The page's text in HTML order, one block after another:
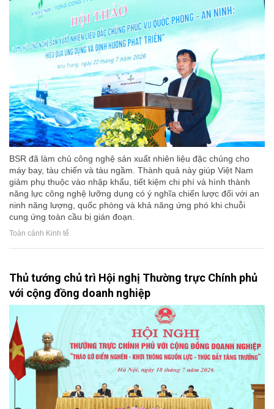
BSR đã làm chủ công nghệ sản xuất nhiên liệu đặc chủng cho
máy bay, tàu chiến và tàu ngầm. Thành quả này giúp Việt Nam
giảm phụ thuộc vào nhập khẩu, tiết kiệm chi phí và hình thành
năng lực công nghệ lưỡng dụng có ý nghĩa chiến lược đối với an
ninh năng lượng, quốc phòng và khả năng ứng phó khi chuỗi
cung ứng toàn cầu bị gián đoạn.
Toàn cảnh Kinh tế
Thủ tướng chủ trì Hội nghị Thường trực Chính phủ
với cộng đồng doanh nghiệp